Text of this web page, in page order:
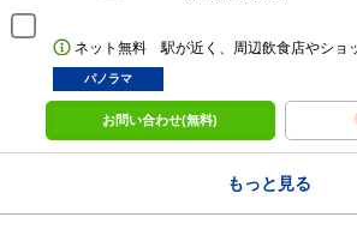
ネット無料 駅が近く、周辺飲食店やショ
パノラマ
お問い合わせ(無料)
もっと見る